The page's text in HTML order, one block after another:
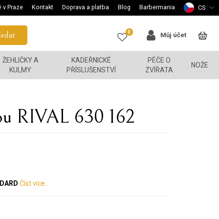
v Praze Kontakt Doprava a platba Blog Barbermania CS
0 Můj účet
ŽEHLIČKY A
KULMY
KADEŘNICKÉ
PŘÍSLUŠENSTVÍ
PÉČE O
ZVÍŘATA
NOŽE
RIVAL 630 162
Číst více..